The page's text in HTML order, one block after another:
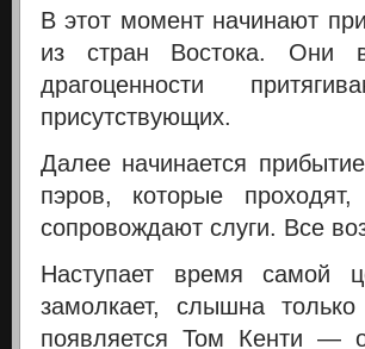
В этот момент начинают
из стран Востока. Они
драгоценности
присутствующих.
Далее начинается
пэров, которые
сопровождают слуги. Все
Наступает время самой
замолкает, слышна
появляется Том Кенти —